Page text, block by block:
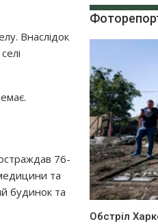
Внаслідок
76-
та
будинок та
Обстріл